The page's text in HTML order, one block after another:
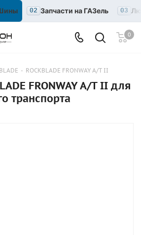
02 Запчасти на ГАЗель 03
0
- ROCKBLADE FRONWAY A/T II
FRONWAY A/T II для
транспорта